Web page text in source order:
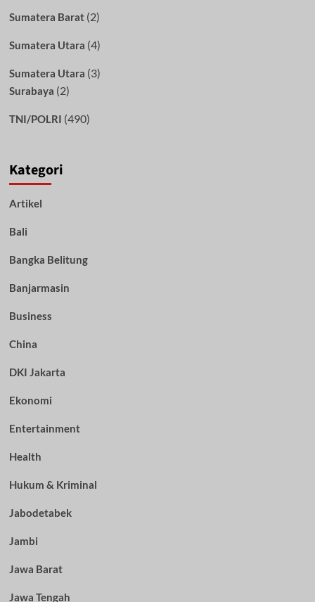
Sumatera Barat(2)
Sumatera Utara (4)
Sumatera Utara (3)
Surabaya (2)
TNI/POLRI (490)
Kategori
Artikel
Bali
Bangka Belitung
Banjarmasin
Business
China
DKI Jakarta
Ekonomi
Entertainment
Health
Hukum & Kriminal
Jabodetabek
Jambi
Jawa Barat
Jawa Tengah